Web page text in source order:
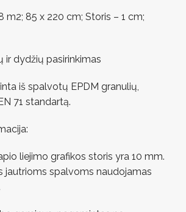
m2; 85 x 220 cm; Storis – 1 cm;
ir dydžių pasirinkimas
iš spalvotų EPDM granulių,
71 standartą.
liejimo grafikos storis yra 10 mm.
jautrioms spalvoms naudojamas